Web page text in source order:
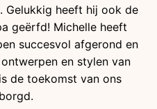
Gelukkig heeft hij ook de
geërfd! Michelle heeft
succesvol afgerond en
en stylen van
de toekomst van ons